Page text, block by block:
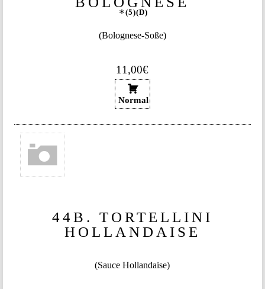
5 D
11,00€
Normal
(Bolognese-Soße)
44B. TORTELLINI
HOLLANDAISE
(Sauce Hollandaise)